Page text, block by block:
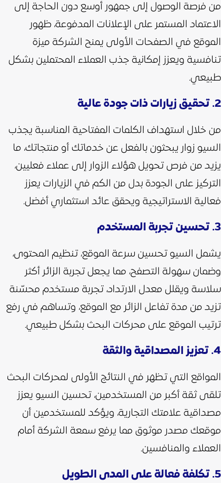
من فرصة الوصول إلى جمهور أوسع دون الحاجة إلى
الاعتماد المستمر على الإعلانات المدفوعة، ظهور
الموقع في الصفحات الأولى يمنح الشركة ميزة
تنافسية ويعزز إمكانية جذب العملاء المحتملين بشكل
طبيعي.
2. تحقيق زيارات ذات جودة عالية
من خلال استهداف الكلمات المفتاحية المناسبة يجذب
السيو زوار يبحثون بالفعل عن خدماتك أو منتجاتك، ما
يزيد من فرص تحويل هؤلاء الزوار إلى عملاء فعليين،
التركيز على الجودة بدل من الكم في الزيارات يعزز
فعالية الاستراتيجية ويحقق عائد استثماري أفضل.
3. تحسين تجربة المستخدم
يشمل السيو تحسين سرعة الموقع، تنظيم المحتوى،
وضمان سهولة التصفح، مما يجعل تجربة الزائر أكثر
سلاسة ويقلل معدل الارتداد،تجربة مستخدم محسّنة
تزيد من مدة تفاعل الزائر مع الموقع، وتساهم في رفع
ترتيب الموقع على محركات البحث بشكل طبيعي.
4. تعزيز المصداقية والثقة
المواقع التي تظهر في النتائج الأولى لمحركات البحث
تلقى ثقة أكبر من المستخدمين، تحسين السيو يعزز
مصداقية علامتك التجارية، ويؤكد للمستخدمين أن
موقعك مصدر موثوق مما يرفع سمعة الشركة أمام
العملاء والمنافسين.
5. تكلفة فعالة على المدى الطويل